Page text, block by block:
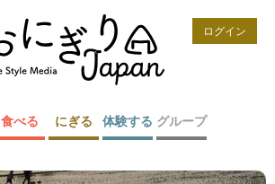
ログイン
食べる にぎる 体験する グループ